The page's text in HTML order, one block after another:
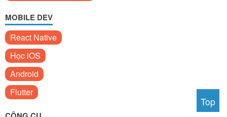
MOBILE DEV
React Native
Học iOS
Android
Flutter
Top